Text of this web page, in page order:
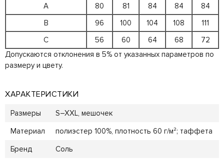
A
80 81 84 84
84
B
96 100 104 108
111
C
56 60 64 68
72
Допускаются отклонения в 5% от указанных параметров по
размеру и цвету.
ХАРАКТЕРИСТИКИ
Размеры
S–XXL, мешочек
Материал
полиэстер 100%, плотность 60 г/м²; таффета
Бренд
Соль